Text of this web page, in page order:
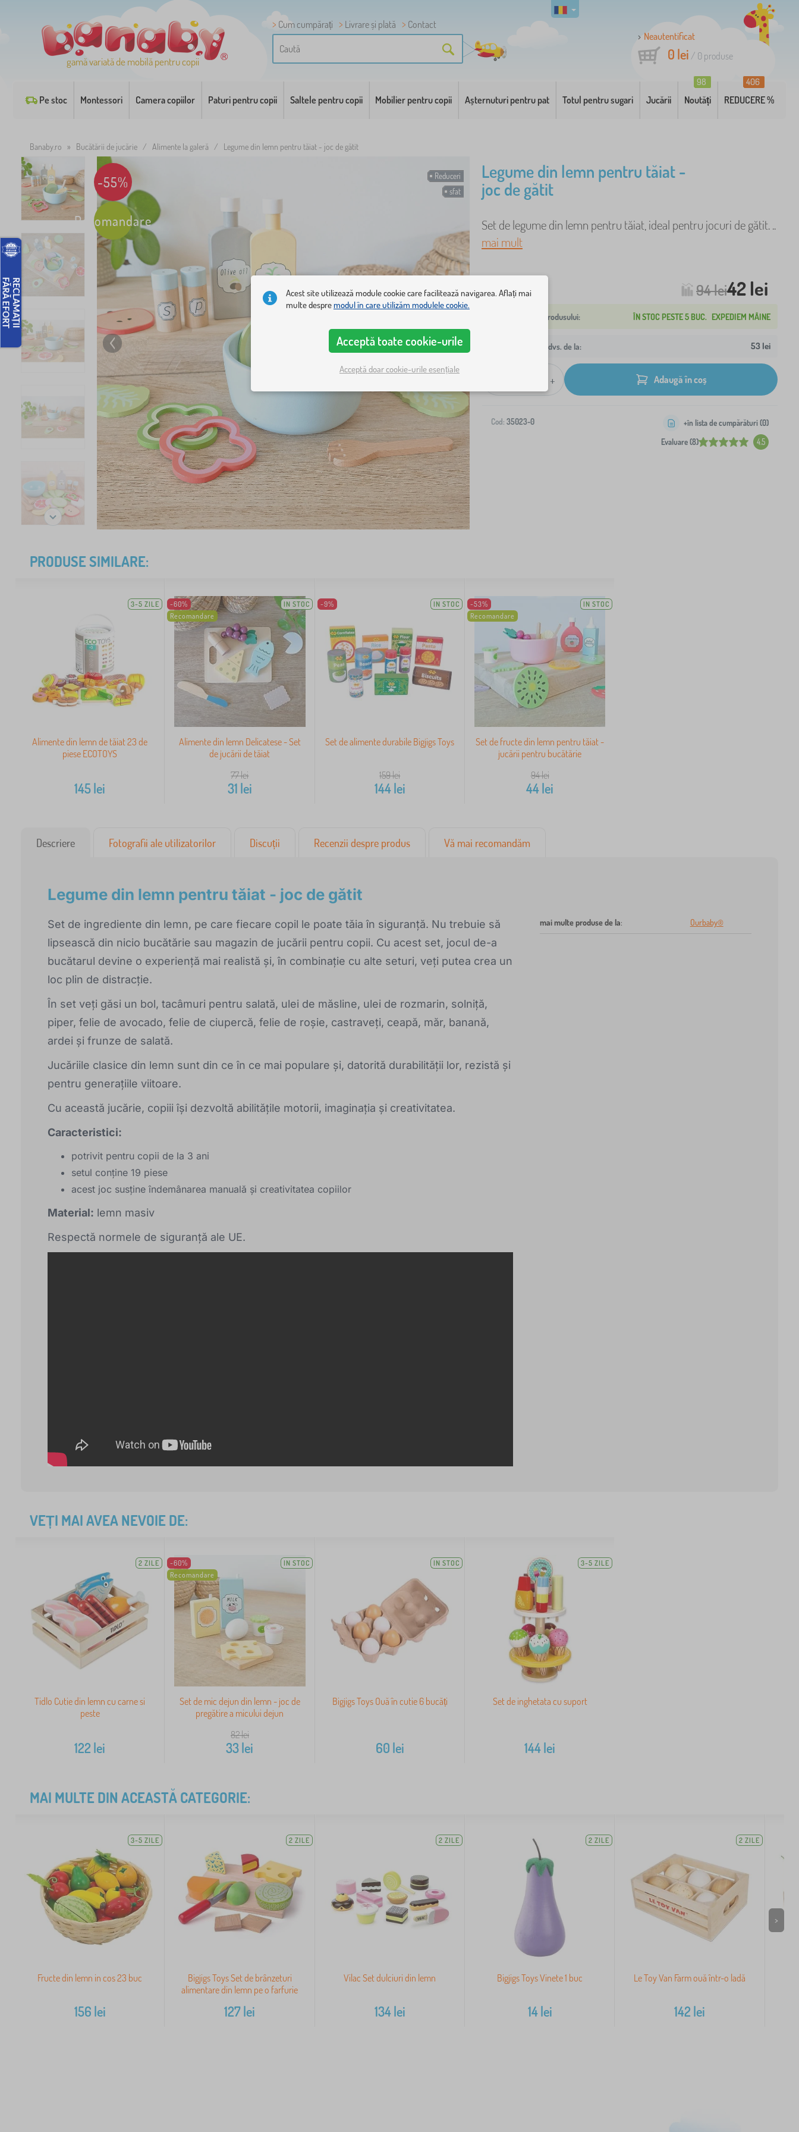
gamă variată de mobilă pentru copii
Cum cumpărați Livrare și plată
Contact
Neautentificat
0 lei / 0 produse
Pe stoc Montessori Camera copiilor Paturi pentru copii Saltele pentru copii Mobilier pentru copii Așternuturi pentru pat Totul pentru sugari Jucării Noutăți
98
REDUCERE %
406
Banaby.ro » Bucătării de jucărie / Alimente la galeră / Legume din lemn pentru tăiat - joc de gătit
Reduceri
sfat
-55%
Recomandare
Legume din lemn pentru tăiat -
joc de gătit
Set de legume din lemn pentru tăiat, ideal pentru jocuri de gătit. ..
mai mult
94 lei42 lei
ÎN STOC PESTE 5 BUC. EXPEDIEM MÂINE
Livrare la adresa dvs. de la: 53 lei
+ Adaugă în coș
Cod: 35023-0
Evaluare (8) 4.5
+în lista de cumpărături (0)
PRODUSE SIMILARE:
3-5 ZILE
Alimente din lemn de tăiat 23 de
piese ECOTOYS
145lei
-60%
Recomandare
IN STOC
Alimente din lemn Delicatese - Set
de jucării de tăiat
77lei
31 lei
-9% IN STOC
Set de alimente durabile Bigjigs Toys
159lei
144lei
-53%
Recomandare
IN STOC
Set de fructe din lemn pentru tăiat -
jucării pentru bucătărie
94lei
44lei
Descriere Fotografii ale utilizatorilor Discuții Recenzii despre produs Vă mai recomandăm
Legume din lemn pentru tăiat - joc de gătit
Set de ingrediente din lemn, pe care fiecare copil le poate tăia în siguranță. Nu trebuie să
lipsească din nicio bucătărie sau magazin de jucării pentru copii. Cu acest set, jocul de-a
bucătarul devine o experiență mai realistă și, în combinație cu alte seturi, veți putea crea un
loc plin de distracție.
În set veți găsi un bol, tacâmuri pentru salată, ulei de măsline, ulei de rozmarin, solniță,
piper, felie de avocado, felie de ciupercă, felie de roșie, castraveți, ceapă, măr, banană,
ardei și frunze de salată.
Jucăriile clasice din lemn sunt din ce în ce mai populare și, datorită durabilității lor, rezistă și
pentru generațiile viitoare.
Cu această jucărie, copiii își dezvoltă abilitățile motorii, imaginația și creativitatea.
Caracteristici:
potrivit pentru copii de la 3 ani
setul conține 19 piese
acest joc susține îndemânarea manuală și creativitatea copiilor
Material: lemn masiv
Respectă normele de siguranță ale UE.
mai multe produse de la: Ourbaby®
VEȚI MAI AVEA NEVOIE DE:
2 ZILE
Tidlo Cutie din lemn cu carne si
peste
122 lei
-60%
Recomandare
IN STOC
Set de mic dejun din lemn - joc de
pregătire a micului dejun
82lei
33lei
IN STOC
Bigjigs Toys Ouă în cutie 6 bucăți
60 lei
3-5 ZILE
Set de inghetata cu suport
144lei
MAI MULTE DIN ACEASTĂ CATEGORIE:
3-5 ZILE
Fructe din lemn in cos 23 buc
156 lei
2 ZILE
Bigjigs Toys Set de brânzeturi
alimentare din lemn pe o farfurie
127lei
2 ZILE
Vilac Set dulciuri din lemn
134lei
2 ZILE
Bigjigs Toys Vinete 1 buc
14lei
2 ZILE
Le Toy Van Farm ouă într-o ladă
142 lei
>
Acest site utilizează module cookie care facilitează navigarea. Aflați mai
multe despremodul în care utilizăm modulele cookie.
Acceptă toate cookie-urile
Acceptă doar cookie-urile esențiale